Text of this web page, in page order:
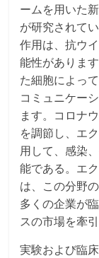
ームを用いた
が研究されて
作用は、抗ウ
能性がありま
た細胞によっ
コミュニケー
ます。コロナ
を調節し、エ
用して、感染
能である。エ
は、この分野
多くの企業が
スの市場を牽
実験および臨